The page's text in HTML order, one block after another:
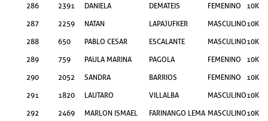
286
2391 DANIELA DEMATEIS FEMENINO
10KM
287
2259 NATAN LAPAJUFKER MASCULINO10KM
288
650 PABLO CESAR ESCALANTE MASCULINO10KM
289
759 PAULA MARINA PAGOLA FEMENINO
10KM
290
2052 SANDRA BARRIOS FEMENINO
10KM
291
1820 LAUTARO VILLALBA MASCULINO10KM
292
2469 MARLON ISMAEL FARINANGO LEMA MASCULINO10KM